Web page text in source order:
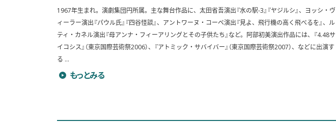
1967年生まれ。演劇集団円所属。主な舞台作品に、太田省吾演出『水の駅-3』『ヤジルシ』、ヨッシ・ヴ
ィーラー演出『パウル氏』『四谷怪談』、アントワーヌ・コーベ演出『見よ、飛行機の高く飛べるを』、ル
ティ・カネル演出『母アンナ・フィーアリングとその子供たち』など。阿部初美演出作品には、『4.48サ
イコシス』（東京国際芸術祭2006）、『アトミック・サバイバー』（東京国際芸術祭2007）、などに出演す
る ...
谷川清美のプロフィールを詳しく見る
もっとみる